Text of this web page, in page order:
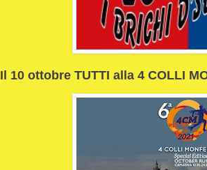
Il 10 ottobre TUTTI alla 4 COLLI